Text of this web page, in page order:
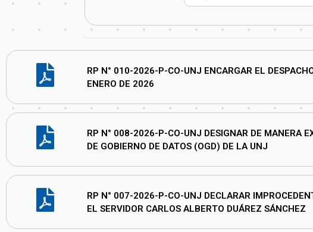
RP N° 010-2026-P-CO-UNJ ENCARGAR EL
ENERO DE 2026
RP N° 008-2026-P-CO-UNJ DESIGNAR DE MANERA
DE GOBIERNO DE DATOS (OGD) DE LA UNJ
RP N° 007-2026-P-CO-UNJ DECLARAR
EL SERVIDOR CARLOS ALBERTO DUÁREZ SÁNCHEZ